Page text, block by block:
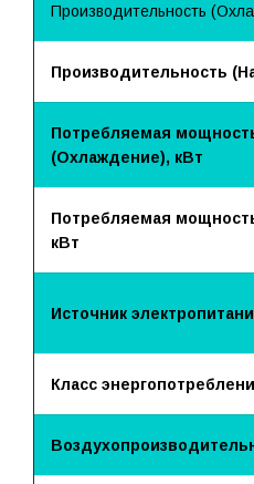
Производительность
Производительность
Потребляемая
(Охлаждение), кВт
Потребляемая
кВт
Источник
Класс